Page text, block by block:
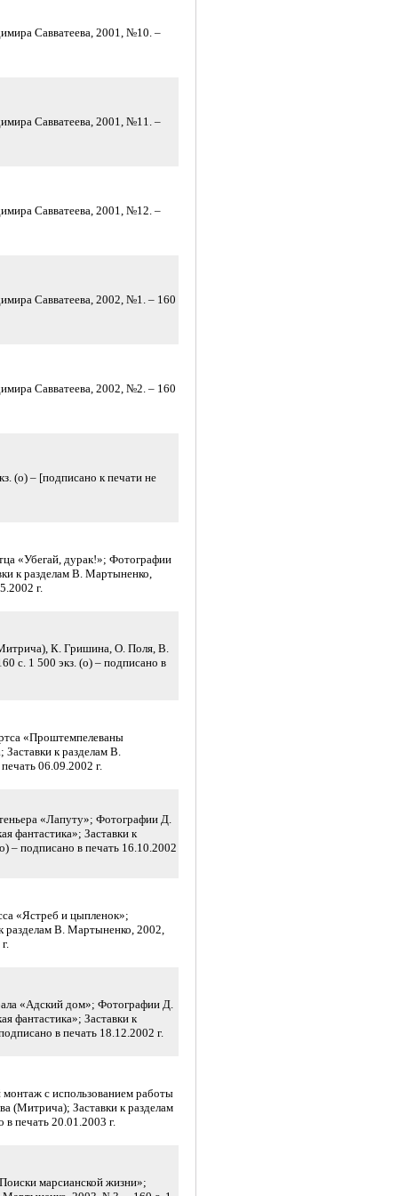
Савватеева, 2001, №10. –
Савватеева, 2001, №11. –
Савватеева, 2001, №12. –
Савватеева, 2002, №1. – 160
Савватеева, 2002, №2. – 160
(о) – [подписано к печати не
«Убегай, дурак!»; Фотографии
к разделам В. Мартыненко,
г.
К. Гришина, О. Поля, В.
с. 1 500 экз. (о) – подписано в
«Проштемпелеваны
к разделам В.
06.09.2002 г.
«Лапуту»; Фотографии Д.
фантастика»; Заставки к
– подписано в печать 16.10.2002
«Ястреб и цыпленок»;
разделам В. Мартыненко, 2002,
«Адский дом»; Фотографии Д.
фантастика»; Заставки к
в печать 18.12.2002 г.
с использованием работы
(Митрича); Заставки к разделам
печать 20.01.2003 г.
марсианской жизни»;